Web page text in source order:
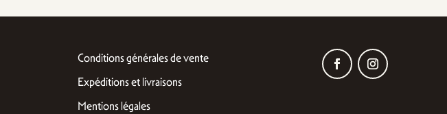
Conditions générales de vente
Expéditions et livraisons
Mentions légales